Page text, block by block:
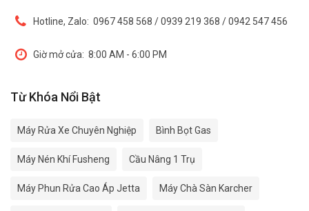
Hotline, Zalo: 0967 458 568 / 0939 219 368 / 0942 547 456
Giờ mở cửa: 8:00 AM - 6:00 PM
Từ Khóa Nổi Bật
Máy Rửa Xe Chuyên Nghiệp Bình Bọt Gas
Máy Nén Khí Fusheng Cầu Nâng 1 Trụ
Máy Phun Rửa Cao Áp Jetta Máy Chà Sàn Karcher